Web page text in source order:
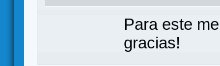
Para este
gracias!